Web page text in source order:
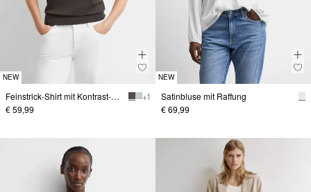
NEW
Feinstrick-Shirt mit Kontrast-Details
+ 1
€ 59,99
NEW
Satinbluse mit Raffung
€ 69,99